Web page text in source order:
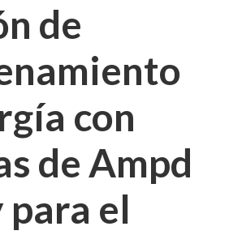
de
con
de Ampd
para el